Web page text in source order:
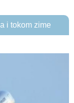
i tokom zime